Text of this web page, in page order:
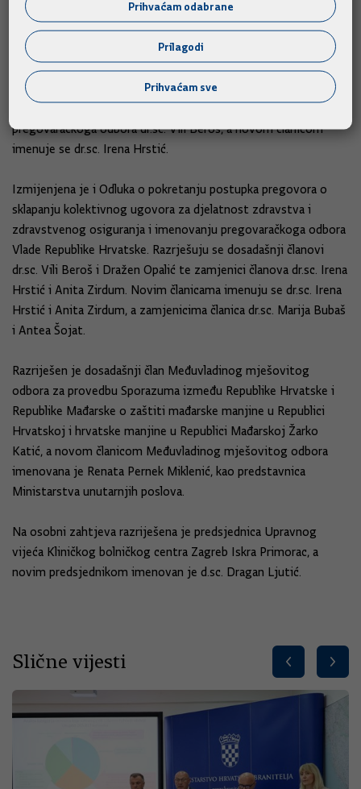
mjeseci.
Izmijenjena je Odluka o pokretanju postupka pregovora o
sklapanu dodatka Temeljnom kolektivnom ugovoru za
zaposlenike u javnim službama i imenovanju pregovaračkoga
pregovaračkoga odbora dr.sc. Vili Beroš, a novom članicom
imenuje se dr.sc. Irena Hrstić.
Izmijenjena je i Odluka o pokretanju postupka pregovora o
sklapanju kolektivnog ugovora za djelatnost zdravstva i
zdravstvenog osiguranja i imenovanju pregovaračkoga odbora
Vlade Republike Hrvatske. Razrješuju se dosadašnji članovi
dr.sc. Vili Beroš i Dražen Opalić te zamjenici članova dr.sc. Irena
Hrstić i Anita Zirdum. Novim članicama imenuju se dr.sc. Irena
Hrstić i Anita Zirdum, a zamjenicima članica dr.sc. Marija Bubaš
i Antea Šojat.
Razriješen je dosadašnji član Međuvladinog mješovitog
odbora za provedbu Sporazuma između Republike Hrvatske i
Republike Mađarske o zaštiti mađarske manjine u Republici
Hrvatskoj i hrvatske manjine u Republici Mađarskoj Žarko
Katić, a novom članicom Međuvladinog mješovitog odbora
imenovana je Renata Pernek Miklenić, kao predstavnica
Ministarstva unutarnjih poslova.
Na osobni zahtjeva razriješena je predsjednica Upravnog
vijeća Kliničkog bolničkog centra Zagreb Iskra Primorac, a
novim predsjednikom imenovan je d.sc. Dragan Ljutić.
Slične vijesti
Prihvaćam odabrane
Prilagodi
Prihvaćam sve